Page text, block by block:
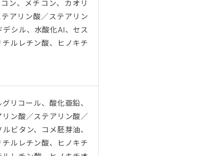
ン、メチコン、カオリ
アリン酸／ステアリン
シル、水酸化Al、セス
ルレチン酸、ヒノキチ
リコール、酸化亜鉛、
ン酸／ステアリン酸／
ビタン、コメ胚芽油、
ルレチン酸、ヒノキチ